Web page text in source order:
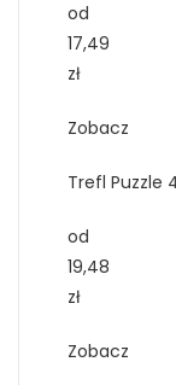
od
17,49
zł
Zobacz
Trefl Puzzle
od
19,48
zł
Zobacz